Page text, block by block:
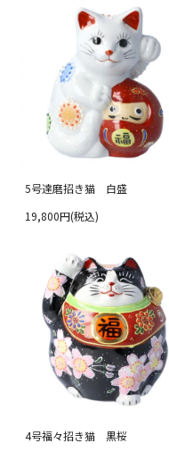
5号達磨招き猫 白盛
19,800円(税込)
4号福々招き猫 黒桜